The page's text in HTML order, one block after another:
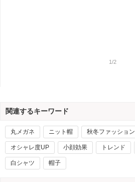
1/2
関連するキーワード
丸メガネ ニット帽 秋冬ファッション
オシャレ度UP 小顔効果 トレンド
白シャツ 帽子